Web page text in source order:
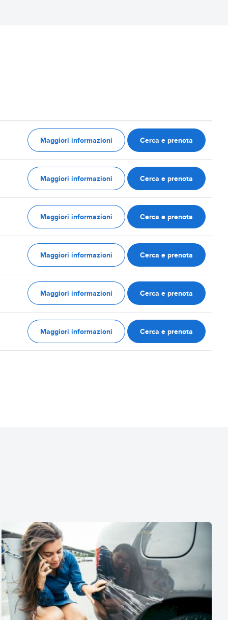
Maggiori informazioni Cerca e prenota
Maggiori informazioni Cerca e prenota
Maggiori informazioni Cerca e prenota
Maggiori informazioni Cerca e prenota
Maggiori informazioni Cerca e prenota
Maggiori informazioni Cerca e prenota